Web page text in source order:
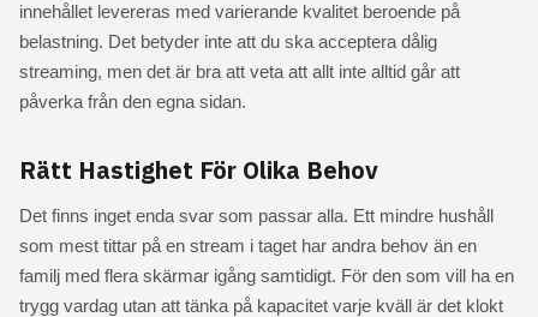
innehållet levereras med varierande kvalitet beroende på
belastning. Det betyder inte att du ska acceptera dålig
streaming, men det är bra att veta att allt inte alltid går att
påverka från den egna sidan.
Rätt Hastighet För Olika Behov
Det finns inget enda svar som passar alla. Ett mindre hushåll
som mest tittar på en stream i taget har andra behov än en
familj med flera skärmar igång samtidigt. För den som vill ha en
trygg vardag utan att tänka på kapacitet varje kväll är det klokt